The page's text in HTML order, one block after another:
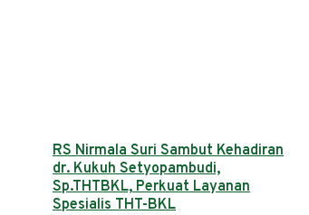
RS Nirmala Suri Sambut Kehadiran
dr. Kukuh Setyopambudi,
Sp.THTBKL, Perkuat Layanan
Spesialis THT-BKL